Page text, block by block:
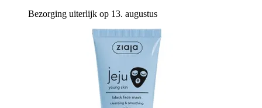
Bezorging uiterlijk op 13. augustus